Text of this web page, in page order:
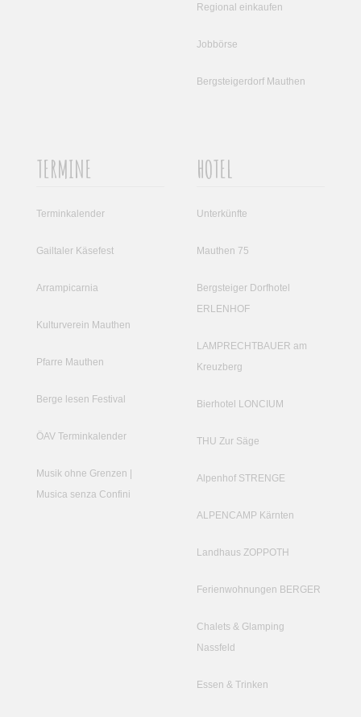
Regional einkaufen
Jobbörse
Bergsteigerdorf Mauthen
TERMINE
Terminkalender
Gailtaler Käsefest
Arrampicarnia
Kulturverein Mauthen
Pfarre Mauthen
Berge lesen Festival
ÖAV Terminkalender
Musik ohne Grenzen |
Musica senza Confini
HOTEL
Unterkünfte
Mauthen 75
Bergsteiger Dorfhotel
ERLENHOF
LAMPRECHTBAUER am
Kreuzberg
Bierhotel LONCIUM
THU Zur Säge
Alpenhof STRENGE
ALPENCAMP Kärnten
Landhaus ZOPPOTH
Ferienwohnungen BERGER
Chalets & Glamping
Nassfeld
Essen & Trinken